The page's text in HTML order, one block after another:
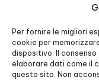
Per fornire le migliori
cookie per
dispositivo. Il
elaborare dati come il
questo sito. Non